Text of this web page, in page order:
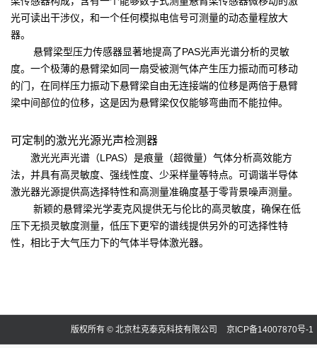
光可读出干涉仪，和一个任何模拟电信号可测量的动态量程放大
器。
悬臂梁型压力传感器显著地提高了PAS光声光谱分析的灵敏
度。一个极薄的悬臂梁如同一扇受被测气体产生压力振动而可移动
的门，在同样压力振动下悬臂梁自由无连接端的位移是两倍于悬臂
梁中间部位的位移，这是因为悬臂梁仅仅能够弯曲而不能拉伸。
可定制的激光光源光声检测器
激光光声光谱（LPAS）是痕量（超微量）气体分析高效能方
法，并具有高灵敏度、强线性度、少采样量等特点。可调谐半导体
激光器光源提供高选择特性和高测量准确度基于零背景噪声测量。
新颖的悬臂梁光学麦克风提供无与伦比的高灵敏度，确保在低
压下无损灵敏度测量，低压下更窄的谱线提供另外的可选择性特
性，相比于大气压力下的气体半导体激光器。
版权所有 © 北京杜克泰克科技有限公司 京ICP备14007870号-1